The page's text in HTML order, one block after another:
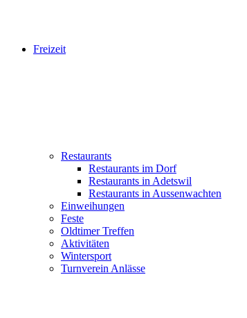
Freizeit
Restaurants
Restaurants im Dorf
Restaurants in Adetswil
Restaurants in Aussenwachten
Einweihungen
Feste
Oldtimer Treffen
Aktivitäten
Wintersport
Turnverein Anlässe